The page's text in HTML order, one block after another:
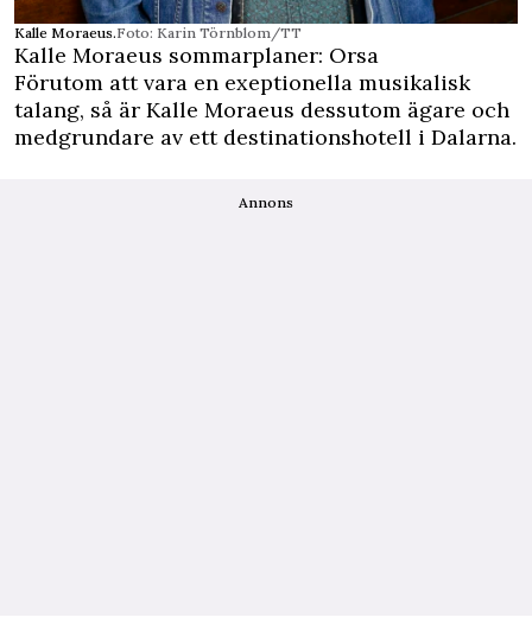
Kalle Moraeus.Foto: Karin Törnblom/TT
Kalle Moraeus sommarplaner: Orsa
Förutom att vara en exeptionella musikalisk
talang, så är Kalle Moraeus dessutom ägare och
medgrundare av ett destinationshotell i Dalarna.
Annons